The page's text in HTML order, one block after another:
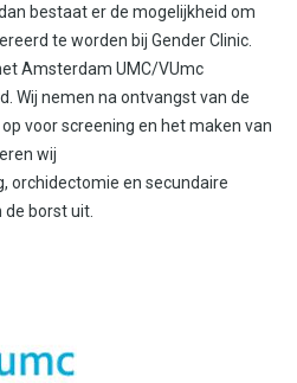
bestaat er de mogelijkheid om
te worden bij Gender Clinic.
Amsterdam UMC/VUmc
Wij nemen na ontvangst van de
voor screening en het maken van
wij
orchidectomie en secundaire
borst uit.